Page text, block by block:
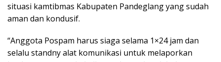
situasi kamtibmas Kabupaten Pandeglang yang sudah
aman dan kondusif.
“Anggota Pospam harus siaga selama 1×24 jam dan
selalu standny alat komunikasi untuk melaporkan